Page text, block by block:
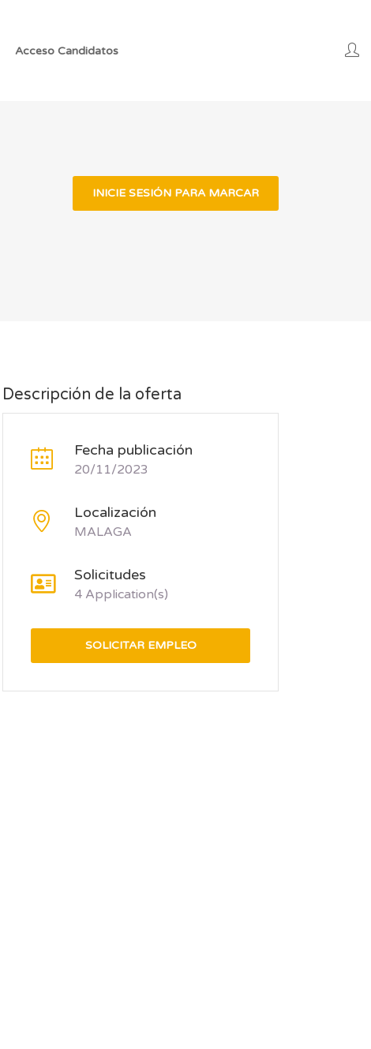
Acceso Candidatos
INICIE SESIÓN PARA MARCAR
Descripción de la oferta
Fecha publicación
20/11/2023
Localización
MALAGA
Solicitudes
4 Application(s)
SOLICITAR EMPLEO